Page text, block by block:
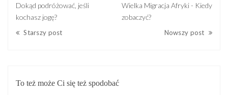
Dokąd podróżować, jeśli
kochasz jogę?
Starszy post
Wielka Migracja Afryki - Kiedy
zobaczyć?
Nowszy post
To też może Ci się też spodobać